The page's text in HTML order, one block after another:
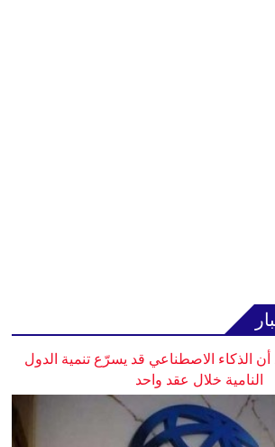
أن الذكاء الاصطناعي قد يسرّع تنمية الدول
النامية خلال عقد واحد